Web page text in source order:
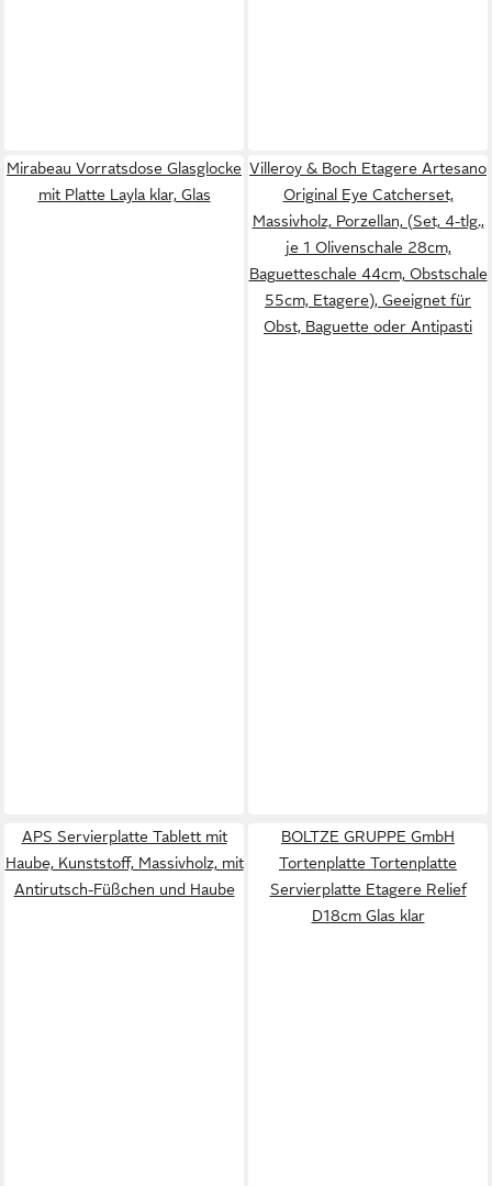
Mirabeau Vorratsdose Glasglocke
mit Platte Layla klar, Glas
Villeroy & Boch Etagere Artesano
Original Eye Catcherset,
Massivholz, Porzellan, (Set, 4-tlg.,
je 1 Olivenschale 28cm,
Baguetteschale 44cm, Obstschale
55cm, Etagere), Geeignet für
Obst, Baguette oder Antipasti
APS Servierplatte Tablett mit
Haube, Kunststoff, Massivholz, mit
Antirutsch-Füßchen und Haube
BOLTZE GRUPPE GmbH
Tortenplatte Tortenplatte
Servierplatte Etagere Relief
D18cm Glas klar